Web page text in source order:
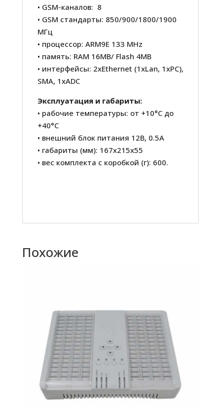
• GSM-каналов: 8
• GSM стандарты: 850/900/1800/1900
МГц
• процессор: ARM9E 133 MHz
• память: RAM 16MB/ Flash 4MB
• интерфейсы: 2хEthernet (1xLan, 1xPC),
SMA, 1xADC
Эксплуатация и габариты:
• рабочие температуры: от +10°С до
+40°С
• внешний блок питания 12В, 0.5A
• габариты (мм): 167х215х55
• вес комплекта с коробкой (г): 600.
Похожие